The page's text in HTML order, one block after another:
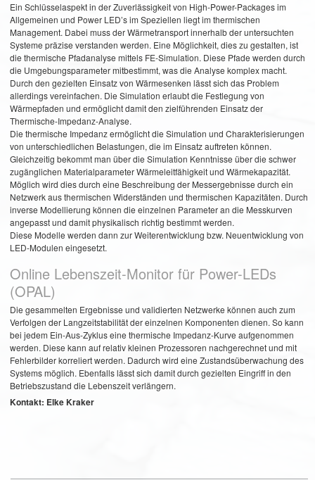
Ein Schlüsselaspekt in der Zuverlässigkeit von High-Power-Packages im
Allgemeinen und Power LED’s im Speziellen liegt im thermischen
Management. Dabei muss der Wärmetransport innerhalb der untersuchten
Systeme präzise verstanden werden. Eine Möglichkeit, dies zu gestalten, ist
die thermische Pfadanalyse mittels FE-Simulation. Diese Pfade werden durch
die Umgebungsparameter mitbestimmt, was die Analyse komplex macht.
Durch den gezielten Einsatz von Wärmesenken lässt sich das Problem
allerdings vereinfachen. Die Simulation erlaubt die Festlegung von
Wärmepfaden und ermöglicht damit den zielführenden Einsatz der
Thermische-Impedanz-Analyse.
Die thermische Impedanz ermöglicht die Simulation und Charakterisierungen
von unterschiedlichen Belastungen, die im Einsatz auftreten können.
Gleichzeitig bekommt man über die Simulation Kenntnisse über die schwer
zugänglichen Materialparameter Wärmeleitfähigkeit und Wärmekapazität.
Möglich wird dies durch eine Beschreibung der Messergebnisse durch ein
Netzwerk aus thermischen Widerständen und thermischen Kapazitäten. Durch
inverse Modellierung können die einzelnen Parameter an die Messkurven
angepasst und damit physikalisch richtig bestimmt werden.
Diese Modelle werden dann zur Weiterentwicklung bzw. Neuentwicklung von
LED-Modulen eingesetzt.
Online Lebenszeit-Monitor für Power-LEDs
(OPAL)
Die gesammelten Ergebnisse und validierten Netzwerke können auch zum
Verfolgen der Langzeitstabilität der einzelnen Komponenten dienen. So kann
bei jedem Ein-Aus-Zyklus eine thermische Impedanz-Kurve aufgenommen
werden. Diese kann auf relativ kleinen Prozessoren nachgerechnet und mit
Fehlerbilder korreliert werden. Dadurch wird eine Zustandsüberwachung des
Systems möglich. Ebenfalls lässt sich damit durch gezielten Eingriff in den
Betriebszustand die Lebenszeit verlängern.
Kontakt: Elke Kraker